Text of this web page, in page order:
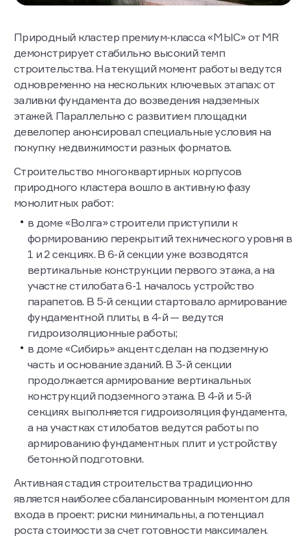
Природный кластер премиум-класса «МЫС» от MR
демонстрирует стабильно высокий темп
строительства. На текущий момент работы ведутся
одновременно на нескольких ключевых этапах: от
заливки фундамента до возведения надземных
этажей. Параллельно с развитием площадки
девелопер анонсировал специальные условия на
покупку недвижимости разных форматов.
Строительство многоквартирных корпусов
природного кластера вошло в активную фазу
монолитных работ:
в доме «Волга» строители приступили к
формированию перекрытий технического уровня в
1 и 2 секциях. В 6-й секции уже возводятся
вертикальные конструкции первого этажа, а на
участке стилобата 6-1 началось устройство
парапетов. В 5-й секции стартовало армирование
фундаментной плиты, в 4-й — ведутся
гидроизоляционные работы;
в доме «Сибирь» акцент сделан на подземную
часть и основание зданий. В 3-й секции
продолжается армирование вертикальных
конструкций подземного этажа. В 4-й и 5-й
секциях выполняется гидроизоляция фундамента,
а на участках стилобатов ведутся работы по
армированию фундаментных плит и устройству
бетонной подготовки.
Активная стадия строительства традиционно
является наиболее сбалансированным моментом для
входа в проект: риски минимальны, а потенциал
роста стоимости за счет готовности максимален.